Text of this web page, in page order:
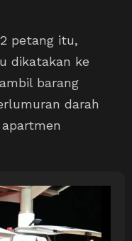
petang itu,
dikatakan ke
barang
darah